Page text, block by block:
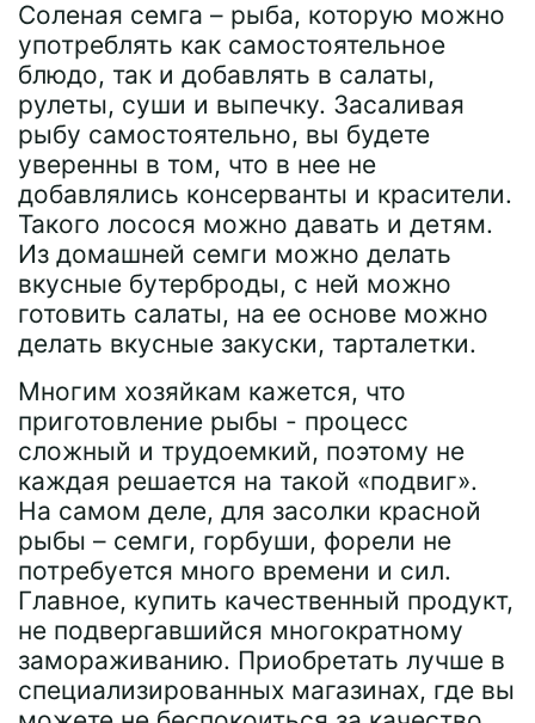
Соленая семга – рыба, которую можно
употреблять как самостоятельное
блюдо, так и добавлять в салаты,
рулеты, суши и выпечку. Засаливая
рыбу самостоятельно, вы будете
уверенны в том, что в нее не
добавлялись консерванты и красители.
Такого лосося можно давать и детям.
Из домашней семги можно делать
вкусные бутерброды, с ней можно
готовить салаты, на ее основе можно
делать вкусные закуски, тарталетки.
Многим хозяйкам кажется, что
приготовление рыбы - процесс
сложный и трудоемкий, поэтому не
каждая решается на такой «подвиг».
На самом деле, для засолки красной
рыбы – семги, горбуши, форели не
потребуется много времени и сил.
Главное, купить качественный продукт,
не подвергавшийся многократному
замораживанию. Приобретать лучше в
специализированных магазинах, где вы